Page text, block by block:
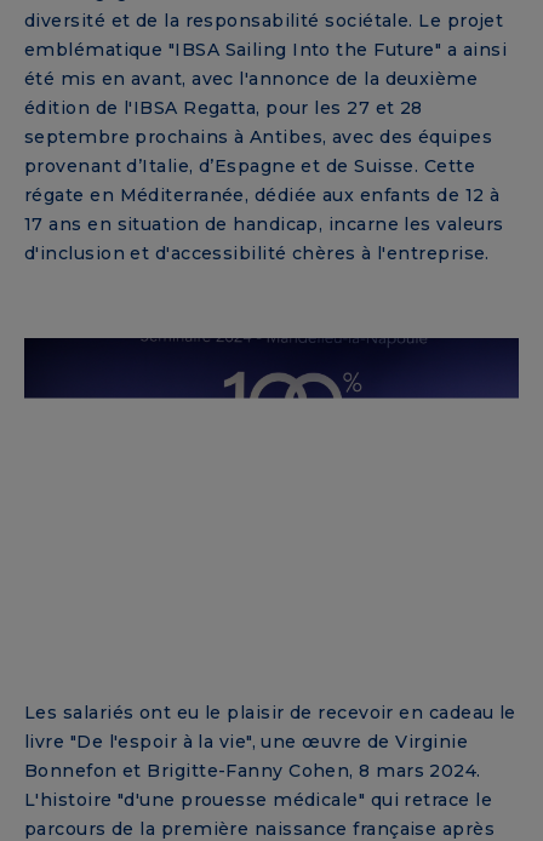
diversité et de la responsabilité sociétale. Le projet
emblématique "IBSA Sailing Into the Future" a ainsi
été mis en avant, avec l'annonce de la deuxième
édition de l'IBSA Regatta, pour les 27 et 28
septembre prochains à Antibes, avec des équipes
provenant d’Italie, d’Espagne et de Suisse. Cette
régate en Méditerranée, dédiée aux enfants de 12 à
17 ans en situation de handicap, incarne les valeurs
d'inclusion et d'accessibilité chères à l'entreprise.
Les salariés ont eu le plaisir de recevoir en cadeau le
livre "De l'espoir à la vie", une œuvre de Virginie
Bonnefon et Brigitte-Fanny Cohen, 8 mars 2024.
L'histoire "d'une prouesse médicale" qui retrace le
parcours de la première naissance française après